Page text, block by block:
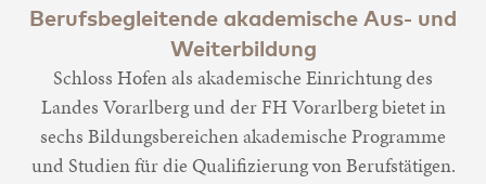
Berufsbegleitende akademische Aus- und
Weiterbildung
Schloss Hofen als akademische Einrichtung des
Landes Vorarlberg und der FH Vorarlberg bietet in
sechs Bildungsbereichen akademische Programme
und Studien für die Qualifizierung von Berufstätigen.